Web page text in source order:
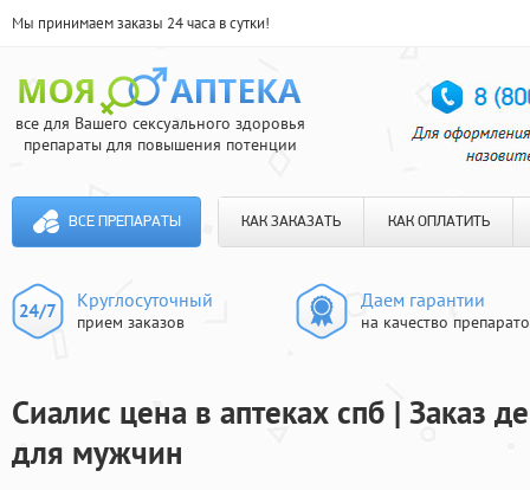
Мы принимаем заказы 24 часа в сутки!
все для Вашего сексуального здоровья
препараты для повышения потенции
ВСЕ ПРЕПАРАТЫ КАК ЗАКАЗАТЬ КАК ОПЛАТИТЬ
Круглосуточный
прием заказов
Даем гарантии
на качество
Сиалис цена в аптеках спб | Заказ
для мужчин